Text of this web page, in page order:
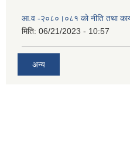
आ.व -२०८०।०८१ को नीति तथा
मिति: 06/21/2023 - 10:57
अन्य